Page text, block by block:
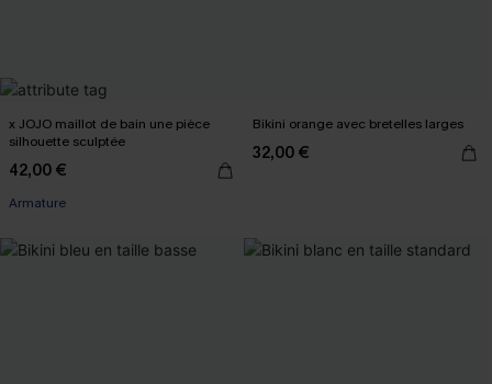
x JOJO maillot de bain une pièce
silhouette sculptée
42,00 €
Armature
Bikini orange avec bretelles larges
32,00 €